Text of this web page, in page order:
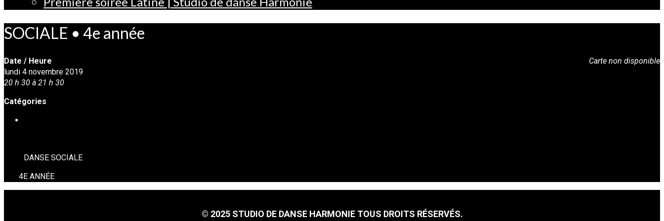
SOCIALE • 4e année
Carte non disponible
Date / Heure
lundi 4 novembre 2019
20 h 30 à 21 h 30
Catégories
DANSE SOCIALE
4E ANNÉE
© 2025 STUDIO DE DANSE HARMONIE TOUS DROITS RÉSERVÉS.